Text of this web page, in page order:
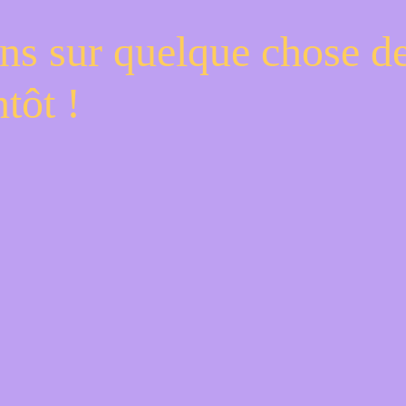
sur quelque chose
!